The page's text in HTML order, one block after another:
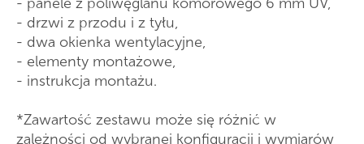
- drzwi z przodu i z tyłu,
- dwa okienka wentylacyjne,
- elementy montażowe,
- instrukcja montażu.
*Zawartość zestawu może się różnić w
zależności od wybranej konfiguracji i wymiarów